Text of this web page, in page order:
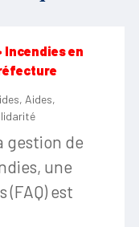
Incendies en
, Aides,
gestion de
une
est